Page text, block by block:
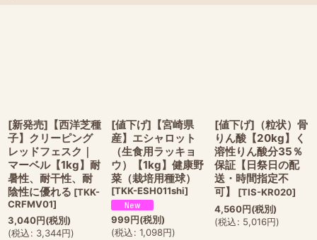
[新発売]【西洋芝種
子】クリーピング
レッドフェスク｜
マーベル【1kg】耐
暑性、耐干性、耐
陰性に優れる [TKK-
CRFMV01]
3,040円(税別)
(税込: 3,344円)
[値下げ]【宮崎県
産】エシャロット
（生食用ラッキョ
ウ）【1kg】健康野
菜（栽培用種球）
[TKK-ESH011shi]
999円(税別)
(税込: 1,098円)
[値下げ]（粒状）骨
りん酸【20kg】く
溶性りん酸分35％
保証【日祭日の配
送・時間指定不
可】
[TIS-KR020]
4,560円(税別)
(税込: 5,016円)